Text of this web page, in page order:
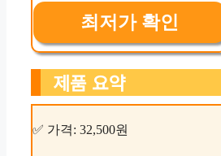
최저가 확인
제품 요약
✅ 가격: 32,500원